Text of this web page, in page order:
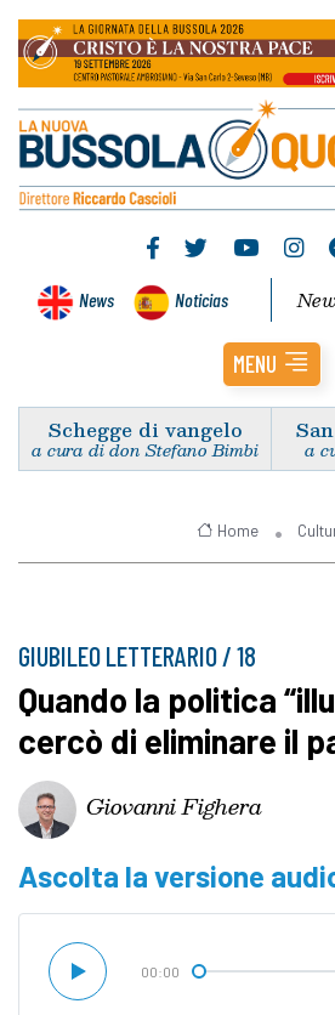
News Noticias
MENU
Schegge di vangelo
a cura di don Stefano Bimbi a
Home
GIUBILEO LETTERARIO / 18
Quando la politica
cercò di eliminare il
Giovanni Fighera
Ascolta la versione
00:00